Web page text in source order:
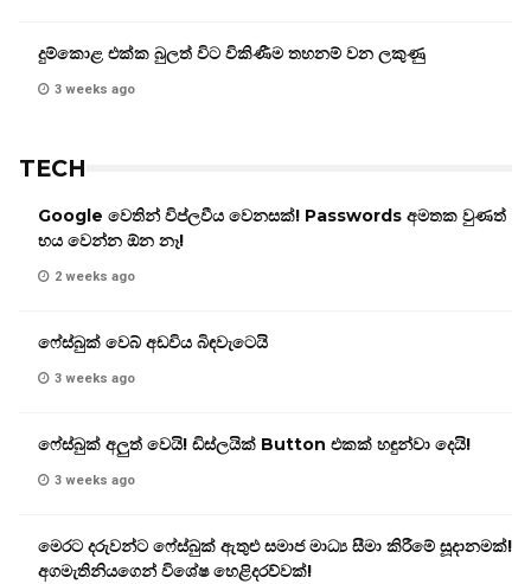
දුම්කොළ එක්ක බුලත් විට විකිණීම තහනම් වන ලකුණු
3 weeks ago
TECH
Google වෙතින් විප්ලවීය වෙනසක්! Passwords අමතක වුණත්
භය වෙන්න ඕන නෑ!
2 weeks ago
ෆේස්බුක් වෙබ් අඩවිය බිඳවැටෙයි
3 weeks ago
ෆේස්බුක් අලුත් වෙයි! ඩිස්ලයික් Button එකක් හඳුන්වා දෙයි!
3 weeks ago
මෙරට දරුවන්ට ෆේස්බුක් ඇතුළු සමාජ මාධ්‍ය සීමා කිරීමේ සූදානමක්!
අගමැතිනියගෙන් විශේෂ හෙළිදරව්වක්!